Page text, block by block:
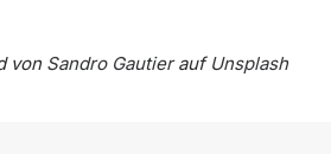
von Sandro Gautierauf Unsplash